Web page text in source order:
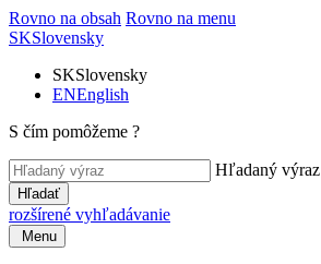
Rovno na obsah Rovno na menu
SKSlovensky
SKSlovensky
ENEnglish
S čím pomôžeme ?
Hľadaný výraz
Hľadať
rozšírené vyhľadávanie
Menu